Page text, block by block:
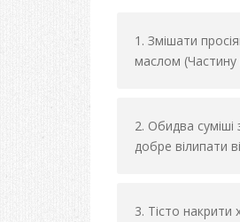
Змішати
маслом (Частину
Обидва суміші
добре вілипати
Тісто накрити